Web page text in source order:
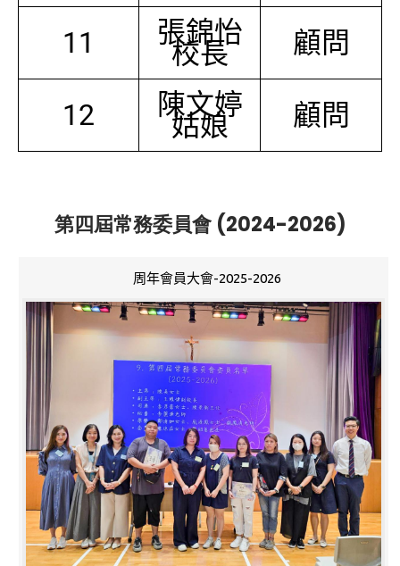
11 張錦怡
校長 顧問
12 陳文婷
姑娘 顧問
第四屆常務委員會 (2024-2026)
周年會員大會-2025-2026